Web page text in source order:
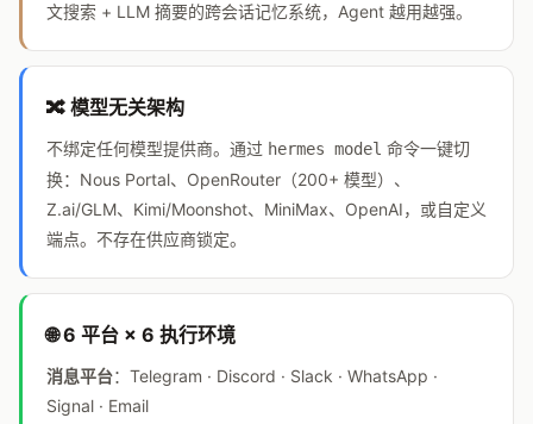
文搜索 + LLM 摘要的跨会话记忆系统，Agent 越用越强。
🔀 模型无关架构
不绑定任何模型提供商。通过 hermes model 命令一键切
换：Nous Portal、OpenRouter（200+ 模型）、
Z.ai/GLM、Kimi/Moonshot、MiniMax、OpenAI，或自定义
端点。不存在供应商锁定。
🌐 6 平台 × 6 执行环境
消息平台：Telegram · Discord · Slack · WhatsApp ·
Signal · Email